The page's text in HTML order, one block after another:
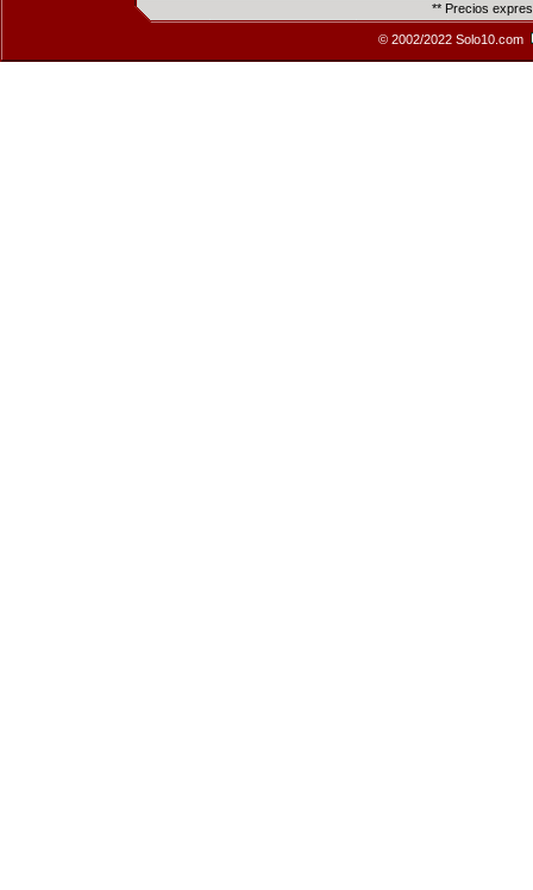
** Precios
© 2002/2022 Solo10.com